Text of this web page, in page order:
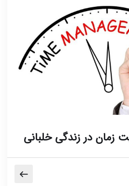
زمان در زندگی خلبانی